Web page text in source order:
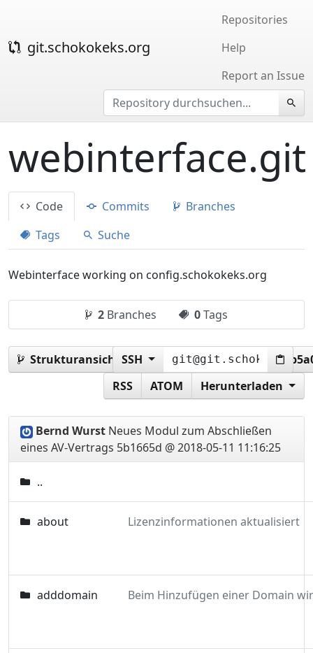
git.schokokeks.org
Repositories
Help
Report an Issue
webinterface.git
Code Commits
Branches
Tags
Suche
Webinterface working on config.schokokeks.org
2 Branches 0Tags
Strukturansicht:SSH
RSS
ATOM Herunterladen
Bernd Wurst Neues Modul zum Abschließen
eines AV-Vertrags 5b1665d @ 2018-05-11 11:16:25
..
about Lizenzinformationen aktualisiert
adddomain